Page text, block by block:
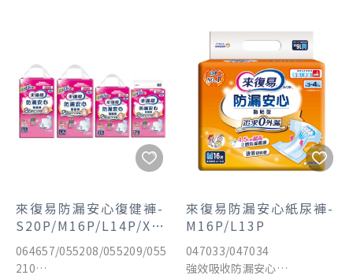
來復易防漏安心復健褲-
S20P/M16P/L14P/XL
12P
064657/055208/055209/055
210
來復易防漏安心紙尿褲-
M16P/L13P
047033/047034
強效吸收防漏安心